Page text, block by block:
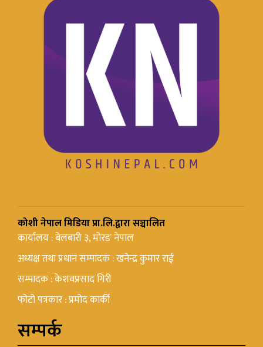
कोशी नेपाल मिडिया प्रा.लि.द्वारा सञ्चालित
कार्यालय : बेलबारी ३, मोरङ नेपाल
अध्यक्ष तथा प्रधान सम्पादक : खनेन्द्र कुमार राई
सम्पादक : केशवप्रसाद गिरी
फोटो पत्रकार : प्रमोद कार्की
सम्पर्क